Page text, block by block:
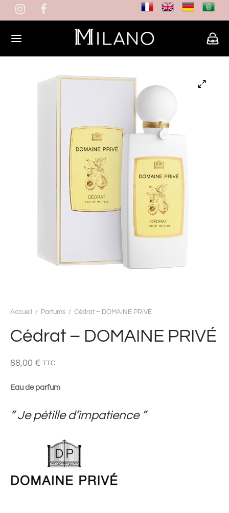
Accueil / Parfums / Cédrat – DOMAINE PRIVÉ
Cédrat – DOMAINE PRIVÉ
88,00 € TTC
Eau de parfum
” Je pétille d’impatience ”